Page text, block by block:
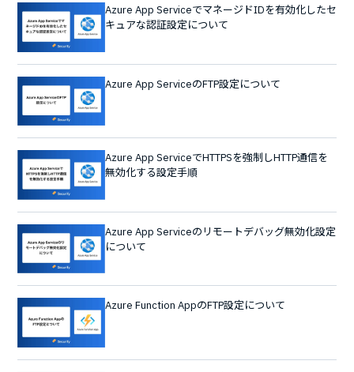
Azure App ServiceでマネージドIDを有効化したセ
キュアな認証設定について
Azure App ServiceのFTP設定について
Azure App ServiceでHTTPSを強制しHTTP通信を
無効化する設定手順
Azure App Serviceのリモートデバッグ無効化設定
について
Azure Function AppのFTP設定について